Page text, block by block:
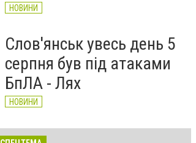
НОВИНИ
Слов'янськ увесь день 5
серпня був під атаками
БпЛА - Лях
НОВИНИ